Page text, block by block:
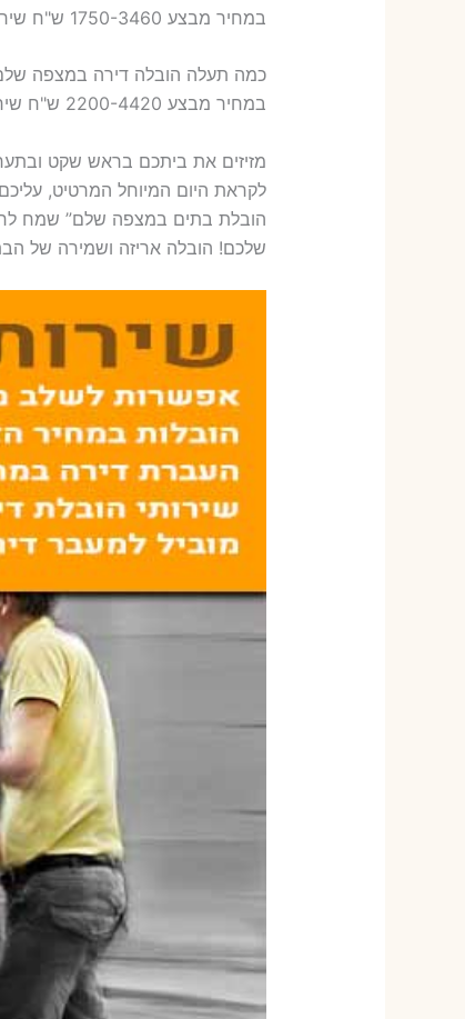
במחיר מבצע 1750-3460 ש"ח שירותי אריזת ארבעה חדרים – 1,600-1,800 ש"ח
כמה תעלה הובלה דירה במצפה שלם 5 חדרים פלוס עלות אריזת
במחיר מבצע 2200-4420 ש"ח שירותי אריזת חמישה חדרים – 1,900-2,100 ש"ח
מזיזים את ביתכם בראש שקט
לקראת היום המיוחל המרטיט,
הובלת בתים במצפה שלם” שמח
שלכם! הובלה אריזה ושמירה של